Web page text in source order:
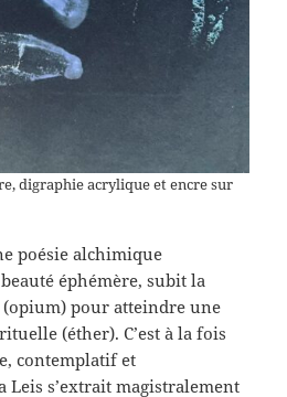
digraphie acrylique et encre sur
poésie alchimique
éphémère, subit la
pour atteindre une
(éther). C’est à la fois
contemplatif et
Leis s’extrait magistralement